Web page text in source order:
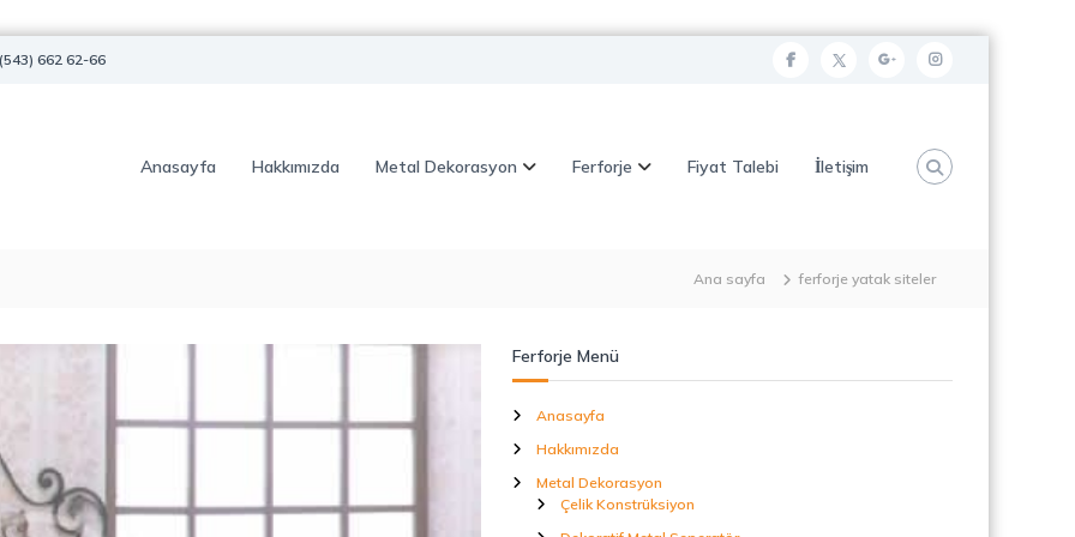
662 62-66 f
o
t
t
r
g
p
s
i
t
Anasayfa Hakkımızda Metal Dekorasyon Ferforje Fiyat Talebi İletişim
Ana sayfa ferforje yatak siteler
Ferforje Menü
Anasayfa
Hakkımızda
Metal Dekorasyon
Çelik Konstrüksiyon